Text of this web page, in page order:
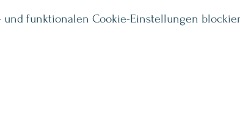
funktionalen Cookie-Einstellungen